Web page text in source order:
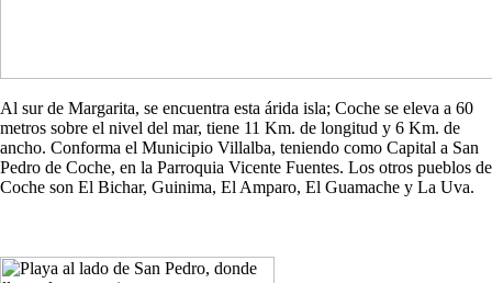
Al sur de Margarita, se encuentra esta árida isla; Coche se eleva a 60
metros sobre el nivel del mar, tiene 11 Km. de longitud y 6 Km. de
ancho. Conforma el Municipio Villalba, teniendo como Capital a San
Pedro de Coche, en la Parroquia Vicente Fuentes. Los otros pueblos de
Coche son El Bichar, Guinima, El Amparo, El Guamache y La Uva.